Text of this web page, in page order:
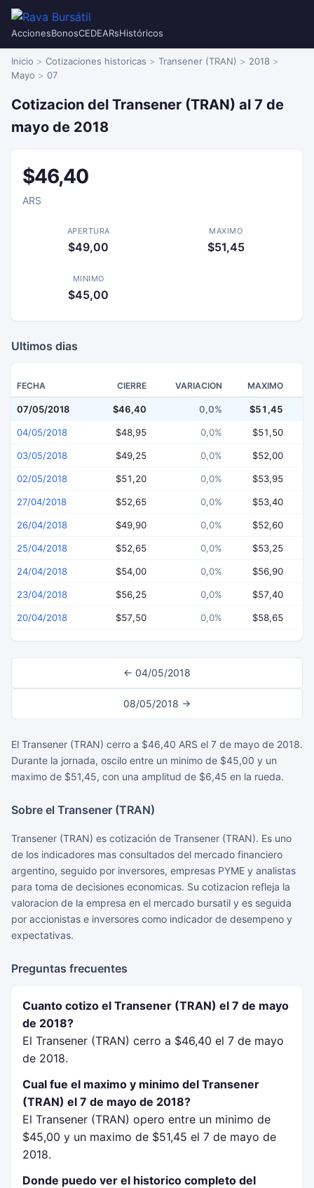
AccionesBonosCEDEARsHistóricos
Inicio Cotizaciones historicas Transener (TRAN)
2018
Mayo
07
Cotizacion del Transener (TRAN) al 7 de
mayo de 2018
$46,40
ARS
APERTURA
$49,00
MAXIMO
$51,45
MINIMO
$45,00
Ultimos dias
FECHA CIERRE VARIACION MAXIMO
07/05/2018 $46,40 0,0% $51,45
04/05/2018 $48,95 0,0% $51,50
03/05/2018 $49,25 0,0% $52,00
02/05/2018 $51,20 0,0% $53,95
27/04/2018 $52,65 0,0% $53,40
26/04/2018 $49,90 0,0% $52,60
25/04/2018 $52,65 0,0% $53,25
24/04/2018 $54,00 0,0% $56,90
23/04/2018 $56,25 0,0% $57,40
20/04/2018 $57,50 0,0% $58,65
← 04/05/2018
08/05/2018 →
El Transener (TRAN) cerro a $46,40 ARS el 7 de mayo de 2018.
Durante la jornada, oscilo entre un minimo de $45,00 y un
maximo de $51,45, con una amplitud de $6,45 en la rueda.
Sobre el Transener (TRAN)
Transener (TRAN) es cotización de Transener (TRAN). Es uno
de los indicadores mas consultados del mercado financiero
argentino, seguido por inversores, empresas PYME y analistas
para toma de decisiones economicas. Su cotizacion refleja la
valoracion de la empresa en el mercado bursatil y es seguida
por accionistas e inversores como indicador de desempeno y
expectativas.
Preguntas frecuentes
Cuanto cotizo el Transener (TRAN) el 7 de mayo
de 2018?
El Transener (TRAN) cerro a $46,40 el 7 de mayo
de 2018.
Cual fue el maximo y minimo del Transener
(TRAN) el 7 de mayo de 2018?
El Transener (TRAN) opero entre un minimo de
$45,00 y un maximo de $51,45 el 7 de mayo de
2018.
Donde puedo ver el historico completo del